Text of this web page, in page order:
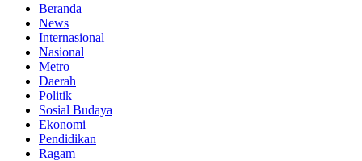
Beranda
News
Internasional
Nasional
Metro
Daerah
Politik
Sosial Budaya
Ekonomi
Pendidikan
Ragam